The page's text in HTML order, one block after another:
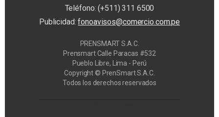
Teléfono: (+511) 311 6500
Publicidad:fonoavisos@comercio.com.pe
PRENSMART S.A.C.
Prensmart Calle Paracas #532
Pueblo Libre, Lima - Perú
Copyright © PrenSmart S.A.C.
Todos los derechos reservados